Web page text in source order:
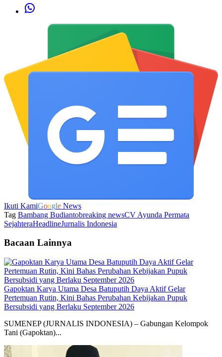
Ikuti KamiGoogle News
Tag Bambang Budiantobreaking newsCV Ayunda Permata
SejahteraHeadlineJurnalis Indonesia
Bacaan Lainnya
Gapoktan Karya Utama Desa Batuputih Daya Aktif Gelar
Pertemuan Rutin, Kini Bahas Perubahan Kebijakan Pupuk
Bersubsidi yang Berlaku September 2026
SUMENEP (JURNALIS INDONESIA) – Gabungan Kelompok
Tani (Gapoktan)...